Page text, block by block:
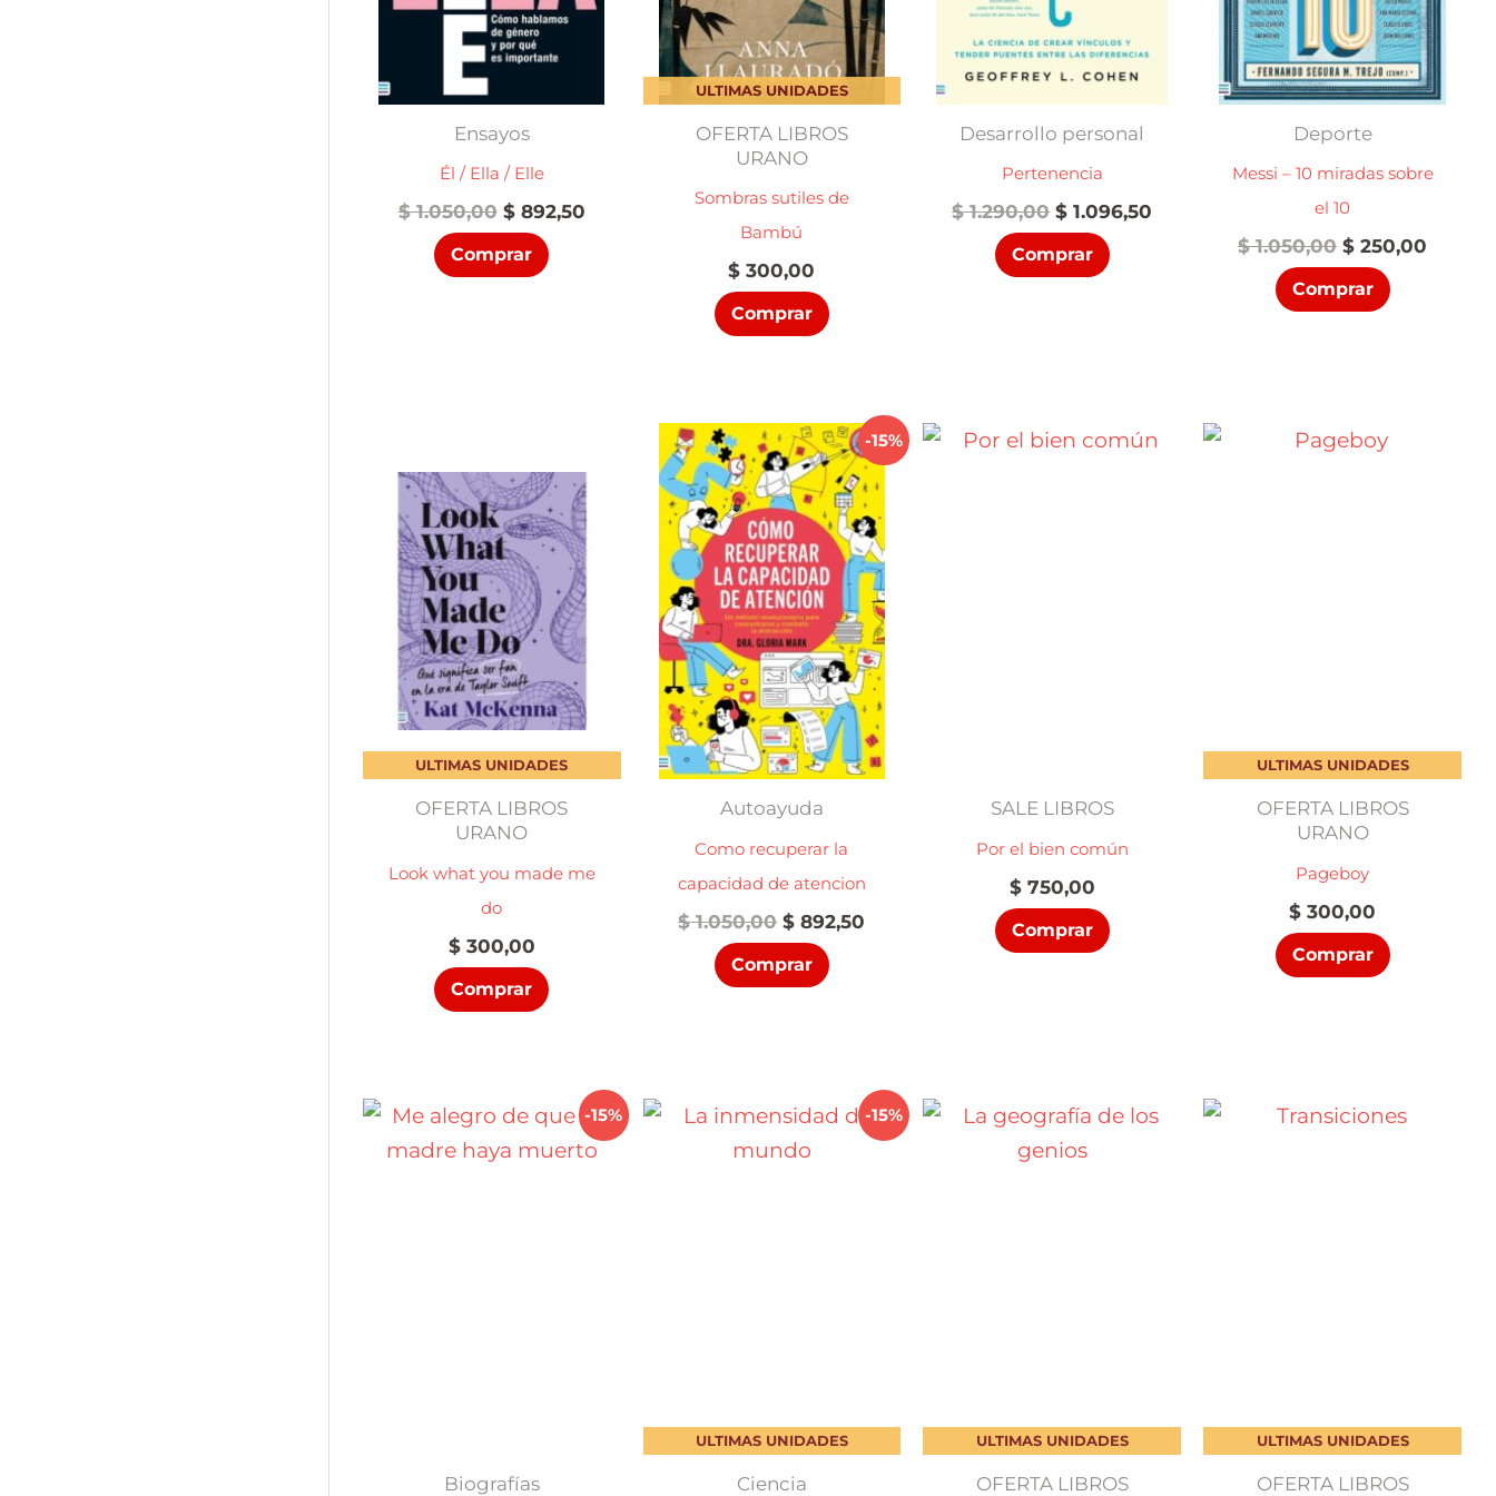
Ensayos
Él / Ella / Elle
$1.050,00 El
precio
original
era:
$892,50El
Comprar
ULTIMAS UNIDADES
OFERTA LIBROS
URANO
Sombras sutiles de
Bambú
$ 300,00
Comprar
Desarrollo personal
Pertenencia
$1.290,00 El
precio
original
era:
$ 1.096,50
Comprar
Deporte
Messi – 10 miradas sobre
el 10
$1.050,00 El
precio
original
era:
$ 250,00
Comprar
ULTIMAS UNIDADES
OFERTA LIBROS
URANO
Look what you made me
do
$300,00
Comprar
-15%
Autoayuda
Como recuperar la
capacidad de atencion
$1.050,00 El
precio
original
era:
$ 892,50
Comprar
SALE LIBROS
Por el bien común
$750,00
Comprar
ULTIMAS UNIDADES
OFERTA LIBROS
URANO
Pageboy
$ 300,00
Comprar
-15%
Biografías
-15%
ULTIMAS UNIDADES
Ciencia
ULTIMAS UNIDADES
OFERTA LIBROS
ULTIMAS UNIDADES
OFERTA LIBROS